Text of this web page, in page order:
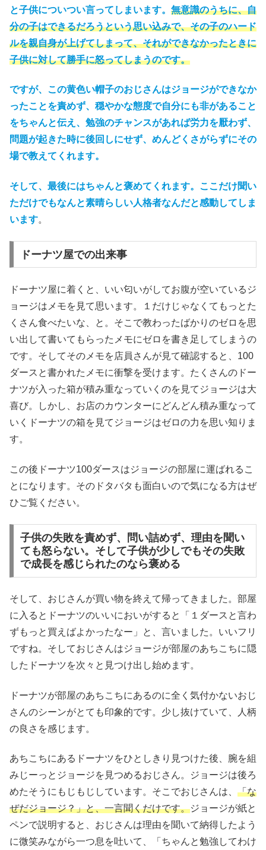
と子供についつい言ってしまいます。 無意識のうちに、自
分の子はできるだろうという思い込みで、その子のハード
ルを親自身が上げてしまって、それができなかったときに
子供に対して勝手に怒ってしまうのです。
ですが、この黄色い帽子のおじさんはジョージができなか
ったことを責めず、穏やかな態度で自分にも非があること
をちゃんと伝え、勉強のチャンスがあれば労力を厭わず、
問題が起きた時に後回しにせず、めんどくさがらずにその
場で教えてくれます。
そして、最後にはちゃんと褒めてくれます。ここだけ聞い
ただけでもなんと素晴らしい人格者なんだと感動してしま
います。
ドーナツ屋での出来事
ドーナツ屋に着くと、いい匂いがしてお腹が空いているジ
ョージはメモを見て思います。１だけじゃなくてもっとた
くさん食べたいな、と。そこで教わったばかりのゼロを思
い出して書いてもらったメモにゼロを書き足してしまうの
です。そしてそのメモを店員さんが見て確認すると、100
ダースと書かれたメモに衝撃を受けます。たくさんのドー
ナツが入った箱が積み重なっていくのを見てジョージは大
喜び。しかし、お店のカウンターにどんどん積み重なって
いくドーナツの箱を見てジョージはゼロの力を思い知りま
す。
この後ドーナツ100ダースはジョージの部屋に運ばれるこ
とになります。そのドタバタも面白いので気になる方はぜ
ひご覧ください。
子供の失敗を責めず、問い詰めず、理由を聞い
ても怒らない。そして子供が少しでもその失敗
で成長を感じられたのなら褒める
そして、おじさんが買い物を終えて帰ってきました。部屋
に入るとドーナツのいいにおいがすると「１ダースと言わ
ずもっと買えばよかったなー」と、言いました。いいフリ
ですね。そしておじさんはジョージが部屋のあちこちに隠
したドーナツを次々と見つけ出し始めます。
ドーナツが部屋のあちこちにあるのに全く気付かないおじ
さんのシーンがとても印象的です。少し抜けていて、人柄
の良さを感じます。
あちこちにあるドーナツをひとしきり見つけた後、腕を組
みじーっとジョージを見つめるおじさん。ジョージは後ろ
めたそうにもじもじしています。そこでおじさんは、 「な
ぜだジョージ？」と、一言聞くだけです。ジョージが紙と
ペンで説明すると、おじさんは理由を聞いて納得したよう
に微笑みながら一つ息を吐いて、「ちゃんと勉強してわけ